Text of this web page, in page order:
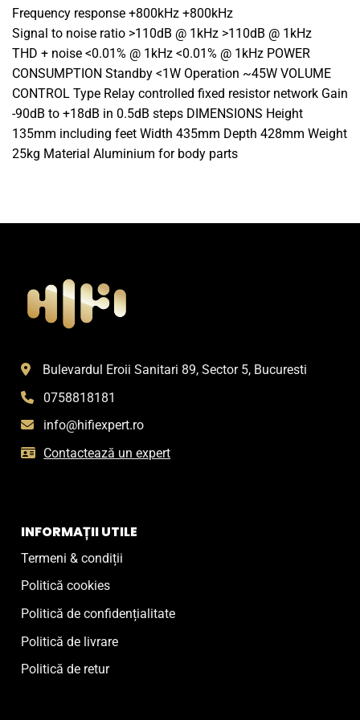
Frequency response +800kHz +800kHz
Signal to noise ratio >110dB @ 1kHz >110dB @ 1kHz
THD + noise <0.01% @ 1kHz <0.01% @ 1kHz POWER
CONSUMPTION Standby <1W Operation ~45W VOLUME
CONTROL Type Relay controlled fixed resistor network Gain
-90dB to +18dB in 0.5dB steps DIMENSIONS Height
135mm including feet Width 435mm Depth 428mm Weight
25kg Material Aluminium for body parts
Bulevardul Eroii Sanitari 89, Sector 5, Bucuresti
0758818181
info@hifiexpert.ro
Contactează un expert
INFORMAȚII UTILE
Termeni & condiții
Politică cookies
Politică de confidențialitate
Politică de livrare
Politică de retur